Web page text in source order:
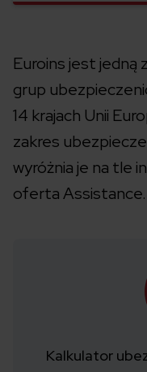
Euroins jest jedną
grup
14 krajach Unii
zakres
wyróżnia je na tle
oferta Assistance.
Kalkulator